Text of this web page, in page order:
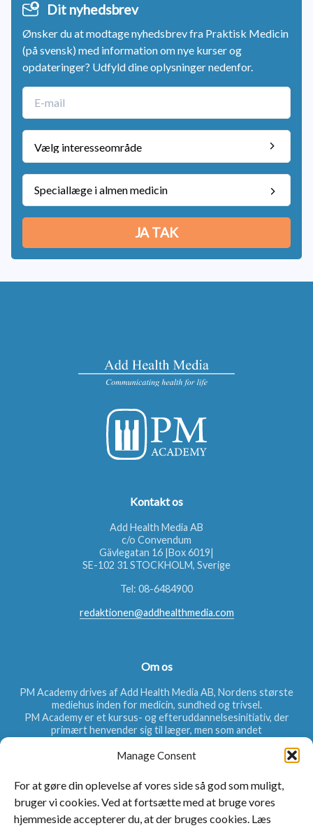
Manage Consent
For at gøre din oplevelse af vores side så god som muligt,
bruger vi cookies. Ved at fortsætte med at bruge vores
hjemmeside accepterer du, at der bruges cookies. Læs
Dit nyhedsbrev
Ønsker du at modtage nyhedsbrev fra Praktisk Medicin
(på svensk) med information om nye kurser og
opdateringer? Udfyld dine oplysninger nedenfor.
Speciallæge i almen medicin
Kontakt os
Add Health Media AB
c/o Convendum
Gävlegatan 16 |Box 6019|
SE-102 31 STOCKHOLM, Sverige
Tel: 08-6484900
redaktionen@addhealthmedia.com
Om os
PM Academy drives af Add Health Media AB, Nordens største
mediehus inden for medicin, sundhed og trivsel.
PM Academy er et kursus- og efteruddannelsesinitiativ, der
primært henvender sig til læger, men som andet
viden inden for forskellige terapiområder, hvad angår bl.a.
Hurtige links